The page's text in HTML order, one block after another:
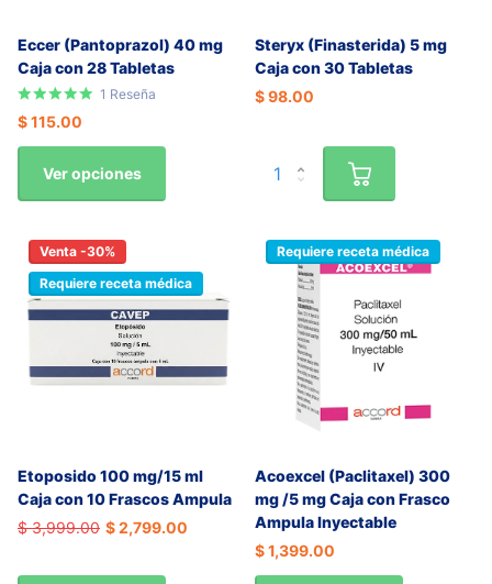
Eccer (Pantoprazol) 40 mg
Caja con 28 Tabletas
1 Reseña
$ 115.00
Ver opciones
Steryx (Finasterida) 5 mg
Caja con 30 Tabletas
$ 98.00
Venta -30%
Requiere receta médica
Etoposido 100 mg/15 ml
Caja con 10 Frascos Ampula
$ 3,999.00 $ 2,799.00
Requiere receta médica
Acoexcel (Paclitaxel) 300
mg /5 mg Caja con Frasco
Ampula Inyectable
$ 1,399.00